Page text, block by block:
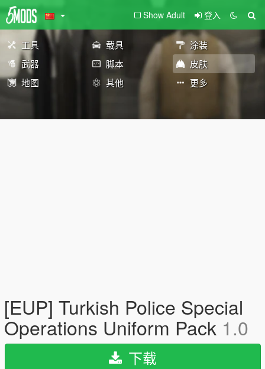
Show Adult 登入
工具 载具
涂装
武器
脚本
皮肤
地图
其他 更多
[EUP] Turkish Police Special
Operations Uniform Pack 1.0
下载